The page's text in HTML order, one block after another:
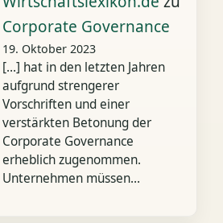
Corporate Governance
19. Oktober 2023
[…] hat in den letzten Jahren
aufgrund strengerer
Vorschriften und einer
verstärkten Betonung der
Corporate Governance
erheblich zugenommen.
Unternehmen müssen…